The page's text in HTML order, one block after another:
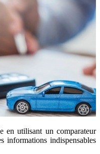
en utilisant un comparateur
informations indispensables